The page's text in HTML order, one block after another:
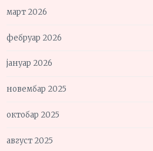
март 2026
фебруар 2026
јануар 2026
новембар 2025
октобар 2025
август 2025